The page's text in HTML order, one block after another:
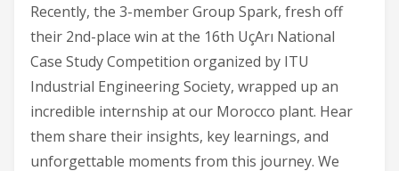
Recently, the 3-member Group Spark, fresh off
their 2nd-place win at the 16th UçArı National
Case Study Competition organized by ITU
Industrial Engineering Society, wrapped up an
incredible internship at our Morocco plant. Hear
them share their insights, key learnings, and
unforgettable moments from this journey. We